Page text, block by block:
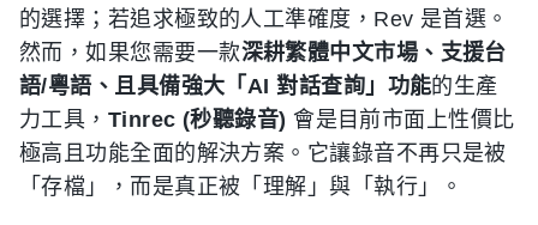
的選擇；若追求極致的人工準確度，Rev 是首選。
然而，如果您需要一款深耕繁體中文市場、支援台
語/粵語、且具備強大「AI 對話查詢」功能的生產
力工具， Tinrec (秒聽錄音) 會是目前市面上性價比
極高且功能全面的解決方案。它讓錄音不再只是被
「存檔」，而是真正被「理解」與「執行」。